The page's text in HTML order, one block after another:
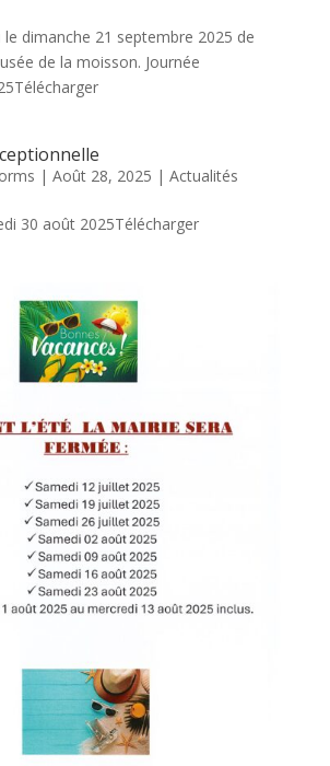
le dimanche 21 septembre 2025 de
de la moisson. Journée
| Août 28, 2025 | Actualités
30 août 2025Télécharger